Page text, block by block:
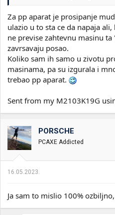
Za pp aparat je prosipanje
ulazio u to sta ce da napaja
ne previse zahtevnu masinu
zavrsavaju posao.
Koliko sam ih samo u zivotu
masinama, pa su izgurala i
trebao pp aparat.
Sent from my M2103K19G
PORSCHE
PCAXE Addicted
16.05.2023.
Ja sam to mislio 100%